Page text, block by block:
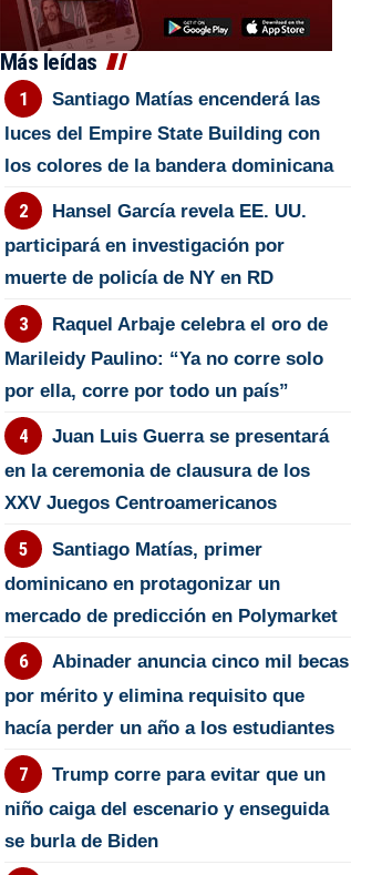
Más leídas
Santiago Matías encenderá las
luces del Empire State Building con
los colores de la bandera dominicana
Hansel García revela EE. UU.
participará en investigación por
muerte de policía de NY en RD
Raquel Arbaje celebra el oro de
Marileidy Paulino: “Ya no corre solo
por ella, corre por todo un país”
Juan Luis Guerra se presentará
en la ceremonia de clausura de los
XXV Juegos Centroamericanos
Santiago Matías, primer
dominicano en protagonizar un
mercado de predicción en Polymarket
Abinader anuncia cinco mil becas
por mérito y elimina requisito que
hacía perder un año a los estudiantes
Trump corre para evitar que un
niño caiga del escenario y enseguida
se burla de Biden